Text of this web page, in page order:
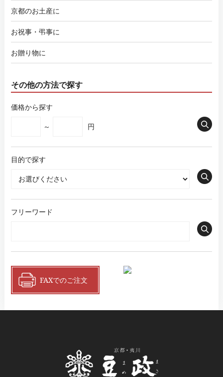
京都のお土産に
お祝事・弔事に
お贈り物に
その他の方法で探す
価格から探す
～ 円
目的で探す
フリーワード
FAXでのご注文